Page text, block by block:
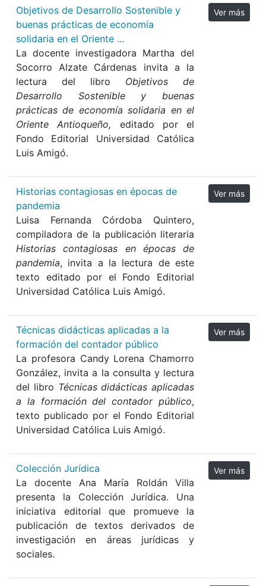
Objetivos de Desarrollo Sostenible y
buenas prácticas de economía
solidaria en el Oriente ...
La docente investigadora Martha del
Socorro Alzate Cárdenas invita a la
lectura del libro Objetivos de
Desarrollo Sostenible y buenas
prácticas de economía solidaria en el
Oriente Antioqueño, editado por el
Fondo Editorial Universidad Católica
Luis Amigó.
Ver más
Historias contagiosas en épocas de
pandemia
Luisa Fernanda Córdoba Quintero,
compiladora de la publicación literaria
Historias contagiosas en épocas de
pandemia, invita a la lectura de este
texto editado por el Fondo Editorial
Universidad Católica Luis Amigó.
Ver más
Técnicas didácticas aplicadas a la
formación del contador público
La profesora Candy Lorena Chamorro
González, invita a la consulta y lectura
del libro Técnicas didácticas aplicadas
a la formación del contador público,
texto publicado por el Fondo Editorial
Universidad Católica Luis Amigó.
Ver más
Colección Jurídica
La docente Ana María Roldán Villa
presenta la Colección Jurídica. Una
iniciativa editorial que promueve la
publicación de textos derivados de
investigación en áreas jurídicas y
sociales.
Ver más